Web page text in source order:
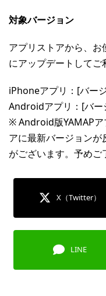
対象バージョン
アプリストアから、お
にアップデートしてご
iPhoneアプリ：[バー
Androidアプリ：[バ
※ Android版YAMAPア
アに最新バージョン
がございます。予めご
X（Twitter）
LINE